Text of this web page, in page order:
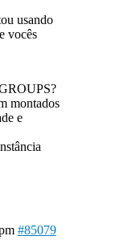
usando
vocês
montados
e
#85079